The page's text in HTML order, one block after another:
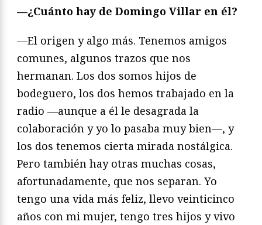
—¿Cuánto hay de Domingo Villar en él?
—El origen y algo más. Tenemos amigos
comunes, algunos trazos que nos
hermanan. Los dos somos hijos de
bodeguero, los dos hemos trabajado en la
radio —aunque a él le desagrada la
colaboración y yo lo pasaba muy bien—, y
los dos tenemos cierta mirada nostálgica.
Pero también hay otras muchas cosas,
afortunadamente, que nos separan. Yo
tengo una vida más feliz, llevo veinticinco
años con mi mujer, tengo tres hijos y vivo